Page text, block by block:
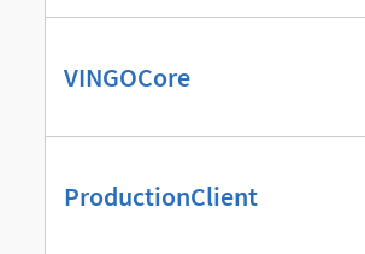
VINGOCore
ProductionClient